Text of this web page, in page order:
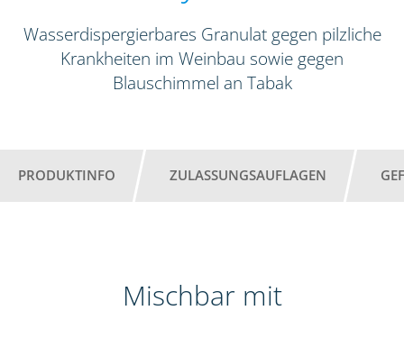
Wasserdispergierbares Granulat gegen pilzliche
Krankheiten im Weinbau sowie gegen
Blauschimmel an Tabak
PRODUKTINFO ZULASSUNGSAUFLAGEN
Mischbar mit